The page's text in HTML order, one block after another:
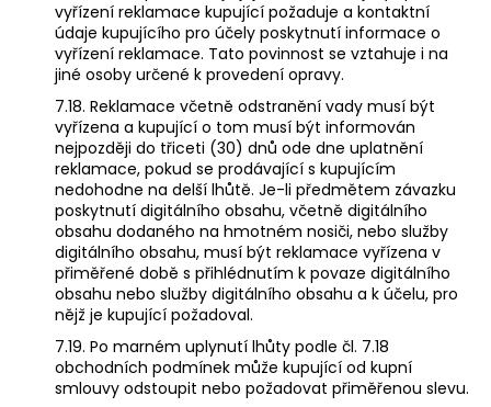
vyřízení reklamace kupující požaduje a kontaktní
údaje kupujícího pro účely poskytnutí informace o
vyřízení reklamace. Tato povinnost se vztahuje i na
jiné osoby určené k provedení opravy.
7.18. Reklamace včetně odstranění vady musí být
vyřízena a kupující o tom musí být informován
nejpozději do třiceti (30) dnů ode dne uplatnění
reklamace, pokud se prodávající s kupujícím
nedohodne na delší lhůtě. Je-li předmětem závazku
poskytnutí digitálního obsahu, včetně digitálního
obsahu dodaného na hmotném nosiči, nebo služby
digitálního obsahu, musí být reklamace vyřízena v
přiměřené době s přihlédnutím k povaze digitálního
obsahu nebo služby digitálního obsahu a k účelu, pro
nějž je kupující požadoval.
7.19. Po marném uplynutí lhůty podle čl. 7.18
obchodních podmínek může kupující od kupní
smlouvy odstoupit nebo požadovat přiměřenou slevu.